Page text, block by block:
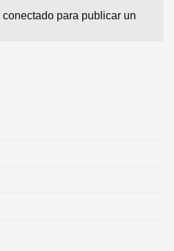
conectado para publicar un